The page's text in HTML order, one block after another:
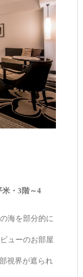
米・3階～4
海を部分的に
ューのお部屋
視界が遮られ